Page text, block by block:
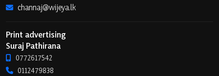
channaj@wijeya.lk
Print advertising
Suraj Pathirana
0772617542
0112479838